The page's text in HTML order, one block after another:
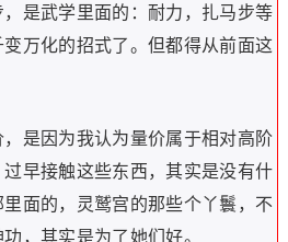
是武学里面的：耐力，扎马步等
万化的招式了。但都得从前面这
是因为我认为量价属于相对高阶
早接触这些东西，其实是没有什
面的，灵鹫宫的那些个丫鬟，不
，其实是为了她们好。